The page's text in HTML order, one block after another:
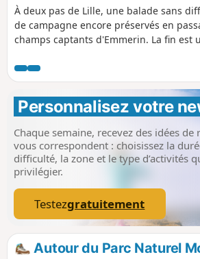
À deux pas de Lille, une balade sans
de campagne encore préservés en
champs captants d'Emmerin. La fin est
Personnalisez votre
Chaque semaine, recevez des idées de
vous correspondent : choisissez la
difficulté, la zone et le type d’activités
privilégier.
Testezgratuitement
Autour du Parc Naturel